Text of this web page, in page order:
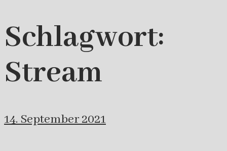
Schlagwort:
Stream
14. September 2021